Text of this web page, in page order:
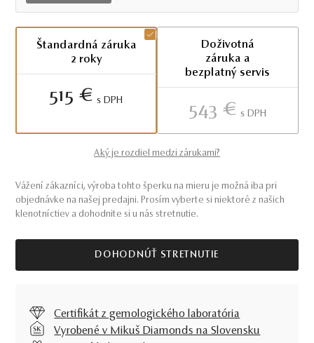
Štandardná záruka
2 roky
515 € S DPH
Doživotná
záruka a
bezplatný servis
543 € S DPH
Aký je rozdiel medzi zárukami?
Vážení zákazníci, výroba tohto šperku na mieru je možná iba pri
objednávke na našej predajni. Prosím vyberte si niektoré z našich
klenotníctiev a dohodnite si u nás stretnutie.
DOHODNÚŤ STRETNUTIE
Certifikát z gemologického laboratória
Vyrobené v Mikuš Diamonds na Slovensku